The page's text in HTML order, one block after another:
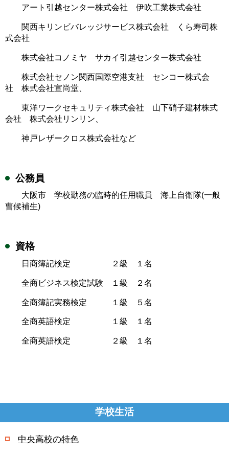
アート引越センター株式会社 伊吹工業株式会社
関西キリンビバレッジサービス株式会社 くら寿司株
式会社
株式会社コノミヤ サカイ引越センター株式会社
株式会社セノン関西国際空港支社 センコー株式会
社 株式会社宣尚堂、
東洋ワークセキュリティ株式会社 山下硝子建材株式
会社 株式会社リンリン、
神戸レザークロス株式会社など
公務員
大阪市 学校勤務の臨時的任用職員 海上自衛隊(一般
曹候補生)
資格
日商簿記検定 ２級 １名
全商ビジネス検定試験 １級 ２名
全商簿記実務検定 １級 ５名
全商英語検定 １級 １名
全商英語検定 ２級 １名
学校生活
中央高校の特色